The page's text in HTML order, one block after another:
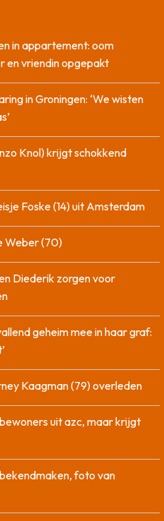
in appartement: oom
en vriendin opgepakt
in Groningen: ‘We wisten
Knol) krijgt schokkend
Foske (14) uit Amsterdam
Weber (70)
Diederik zorgen voor
geheim mee in haar graf:
Kaagman (79) overleden
uit azc, maar krijgt
foto van